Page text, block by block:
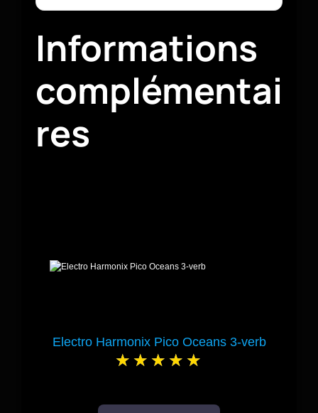
Informations
complémentai
res
Electro Harmonix Pico Oceans 3-verb